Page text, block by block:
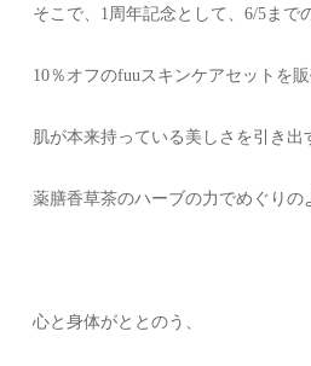
そこで、1周年記念として、6/5まで
10％オフのfuuスキンケアセットを販
肌が本来持っている美しさを引き出
薬膳香草茶のハーブの力でめぐりの
心と身体がととのう、